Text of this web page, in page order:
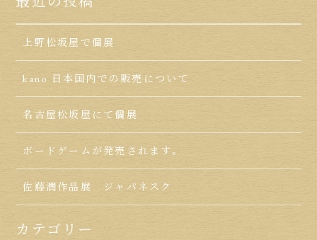
上野松坂屋で個展
kano 日本国内での販売について
名古屋松坂屋にて個展
ボードゲームが発売されます。
佐藤潤作品展 ジャパネスク
カテゴリー